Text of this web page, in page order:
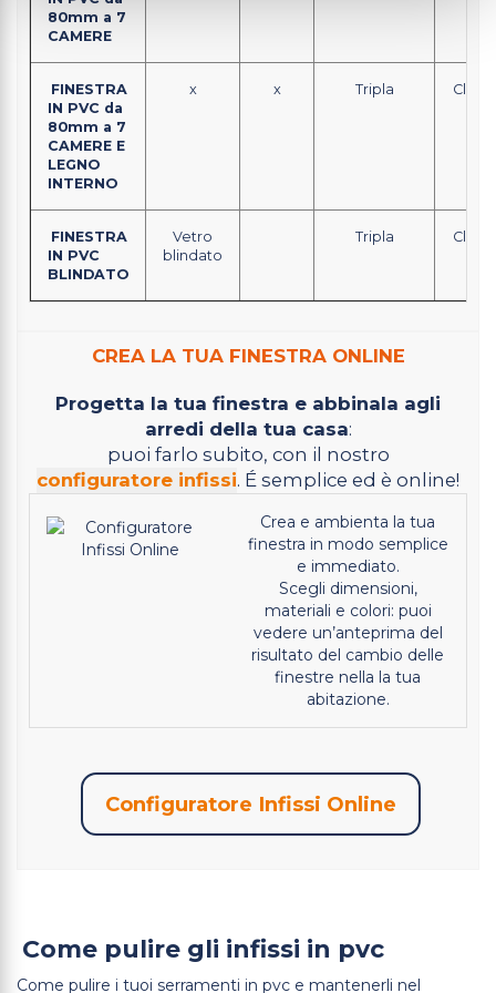
80mm a 7
CAMERE
FINESTRA
IN PVC da
80mm a 7
CAMERE E
LEGNO
INTERNO
x x Tripla
FINESTRA
IN PVC
BLINDATO
Vetro
blindato
Tripla
CREA LA TUA FINESTRA ONLINE
Progetta la tua finestra e abbinala agli
arredi della tua casa:
puoi farlo subito, con il nostro
configuratore infissi. É semplice ed è online!
Crea e ambienta la tua
finestra in modo semplice
e immediato.
Scegli dimensioni,
materiali e colori: puoi
vedere un’anteprima del
risultato del cambio delle
finestre nella la tua
abitazione.
Configuratore Infissi Online
Come pulire gli infissi in pvc
Come pulire i tuoi serramenti in pvc e mantenerli nel